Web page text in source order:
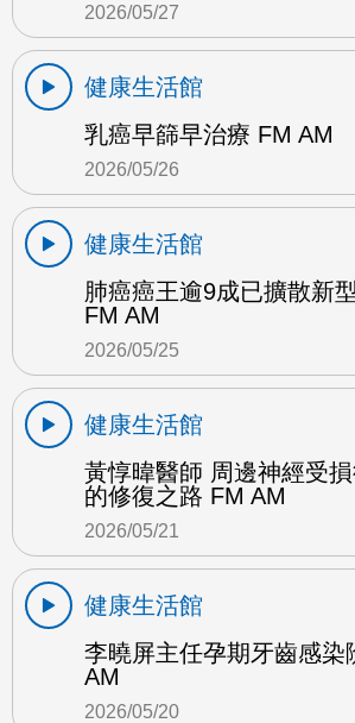
2026/05/27
健康生活館
乳癌早篩早治療 FM AM
2026/05/26
健康生活館
肺癌癌王逾9成已擴散新
FM AM
2026/05/25
健康生活館
黃惇暐醫師 周邊神經受
的修復之路 FM AM
2026/05/21
健康生活館
李曉屏主任孕期牙齒感染
AM
2026/05/20